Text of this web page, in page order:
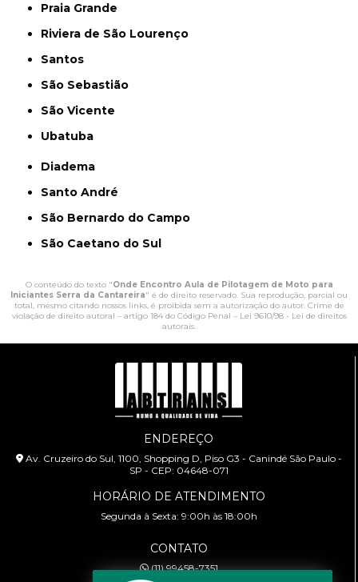
Praia Grande
Riviera de São Lourenço
Santos
São Sebastião
São Vicente
Ubatuba
Diadema
Santo André
São Bernardo do Campo
São Caetano do Sul
O conteúdo do texto "Onde Encontro Aula de Pilotagem de Moto para
Iniciantes Serra da Cantareira" é de direito reservado. Sua reprodução, parcial ou
total, mesmo citando nossos links, é proibida sem a autorização do autor. Crime de
violação de direito autoral – artigo 184 do Código Penal – Lei 9610/98 - Lei de direitos
autorais.
ENDEREÇO
Av. Cruzeiro do Sul, 1100, Shopping D, Piso G3 - Canindé São Paulo -
SP - CEP: 04648-071
HORÁRIO DE ATENDIMENTO
Segunda à Sexta: 9:00h às 18:00h
CONTATO
(11) 99458-7351